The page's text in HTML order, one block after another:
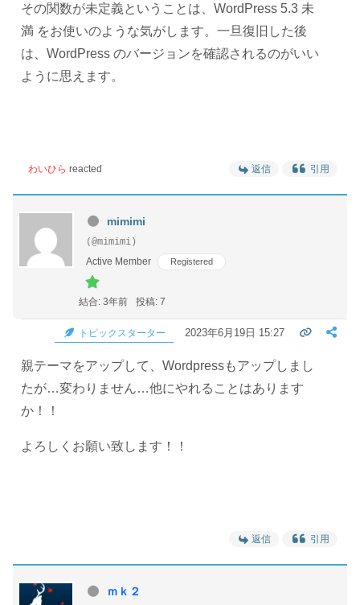
その関数が未定義ということは、WordPress 5.3 未
満 をお使いのような気がします。一旦復旧した後
は、WordPress のバージョンを確認されるのがいい
ように思えます。
わいひら reacted 返信 引用
mimimi
(@mimimi)
Active Member
Registered
結合: 3年前 投稿: 7
トピックスターター 2023年6月19日 15:27
親テーマをアップして、Wordpressもアップしまし
たが…変わりません…他にやれることはあります
か！！
よろしくお願い致します！！
返信 引用
ｍｋ２